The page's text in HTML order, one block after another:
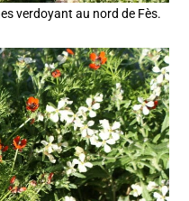
verdoyant au nord de Fès.